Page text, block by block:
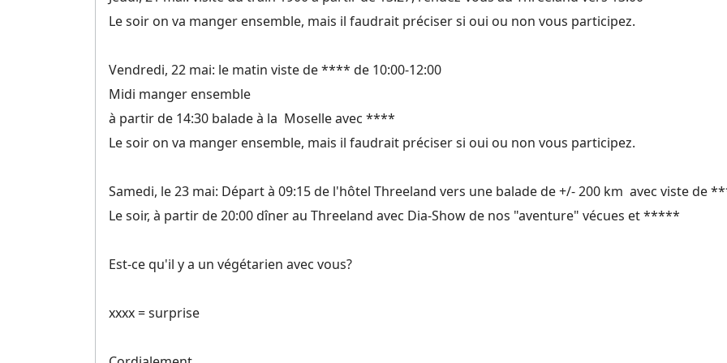
Le soir on va manger ensemble, mais il faudrait préciser si oui ou non vous participez.
Vendredi, 22 mai: le matin viste de **** de 10:00-12:00
Midi manger ensemble
à partir de 14:30 balade à la Moselle avec ****
Le soir on va manger ensemble, mais il faudrait préciser si oui ou non vous participez.
Samedi, le 23 mai: Départ à 09:15 de l'hôtel Threeland vers une balade de +/- 200 km avec viste de
Le soir, à partir de 20:00 dîner au Threeland avec Dia-Show de nos "aventure" vécues et *****
Est-ce qu'il y a un végétarien avec vous?
xxxx = surprise